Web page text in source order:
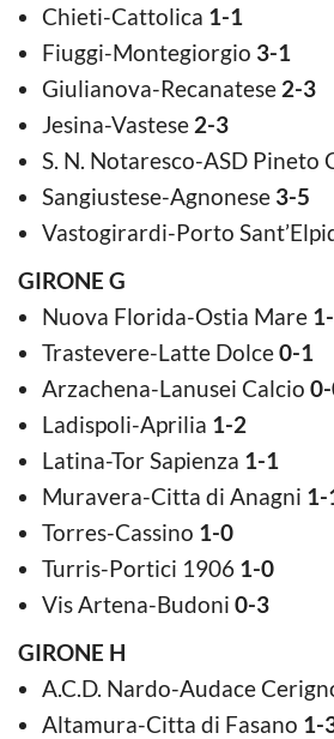
Chieti-Cattolica 1-1
Fiuggi-Montegiorgio 3-1
Giulianova-Recanatese 2-3
Jesina-Vastese 2-3
S. N. Notaresco-ASD Pineto
Sangiustese-Agnonese 3-5
Vastogirardi-Porto
GIRONE G
Nuova Florida-Ostia Mare
Trastevere-Latte Dolce0-1
Arzachena-Lanusei Calcio
Ladispoli-Aprilia 1-2
Latina-Tor Sapienza 1-1
Muravera-Citta di Anagni 1-
Torres-Cassino 1-0
Turris-Portici 1906 1-0
Vis Artena-Budoni 0-3
GIRONE H
A.C.D. Nardo-Audace
Altamura-Citta di Fasano 1-